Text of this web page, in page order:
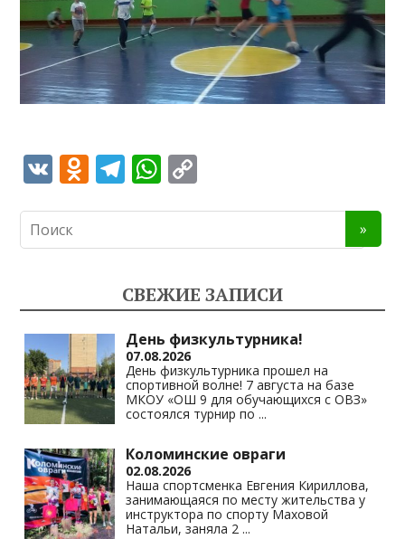
V O
o
as
s
ni
ki
T
gr
a
m
W
s
A
p
p
y
Li
n
k
СВЕЖИЕ ЗАПИСИ
День физкультурника!
07.08.2026
День физкультурника прошел на
спортивной волне! 7 августа на базе
МКОУ «ОШ 9 для обучающихся с ОВЗ»
состоялся турнир по ...
Коломинские овраги
02.08.2026
Наша спортсменка Евгения Кириллова,
занимающаяся по месту жительства у
инструктора по спорту Маховой
Натальи, заняла 2 ...